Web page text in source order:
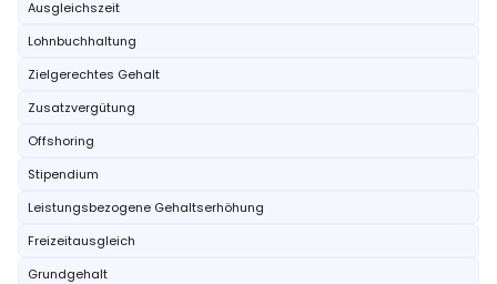
Ausgleichszeit
Lohnbuchhaltung
Zielgerechtes Gehalt
Zusatzvergütung
Offshoring
Stipendium
Leistungsbezogene Gehaltserhöhung
Freizeitausgleich
Grundgehalt